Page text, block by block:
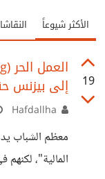
الأكثر شيوعاً
19 إلى بيزنس
معظم الشباب